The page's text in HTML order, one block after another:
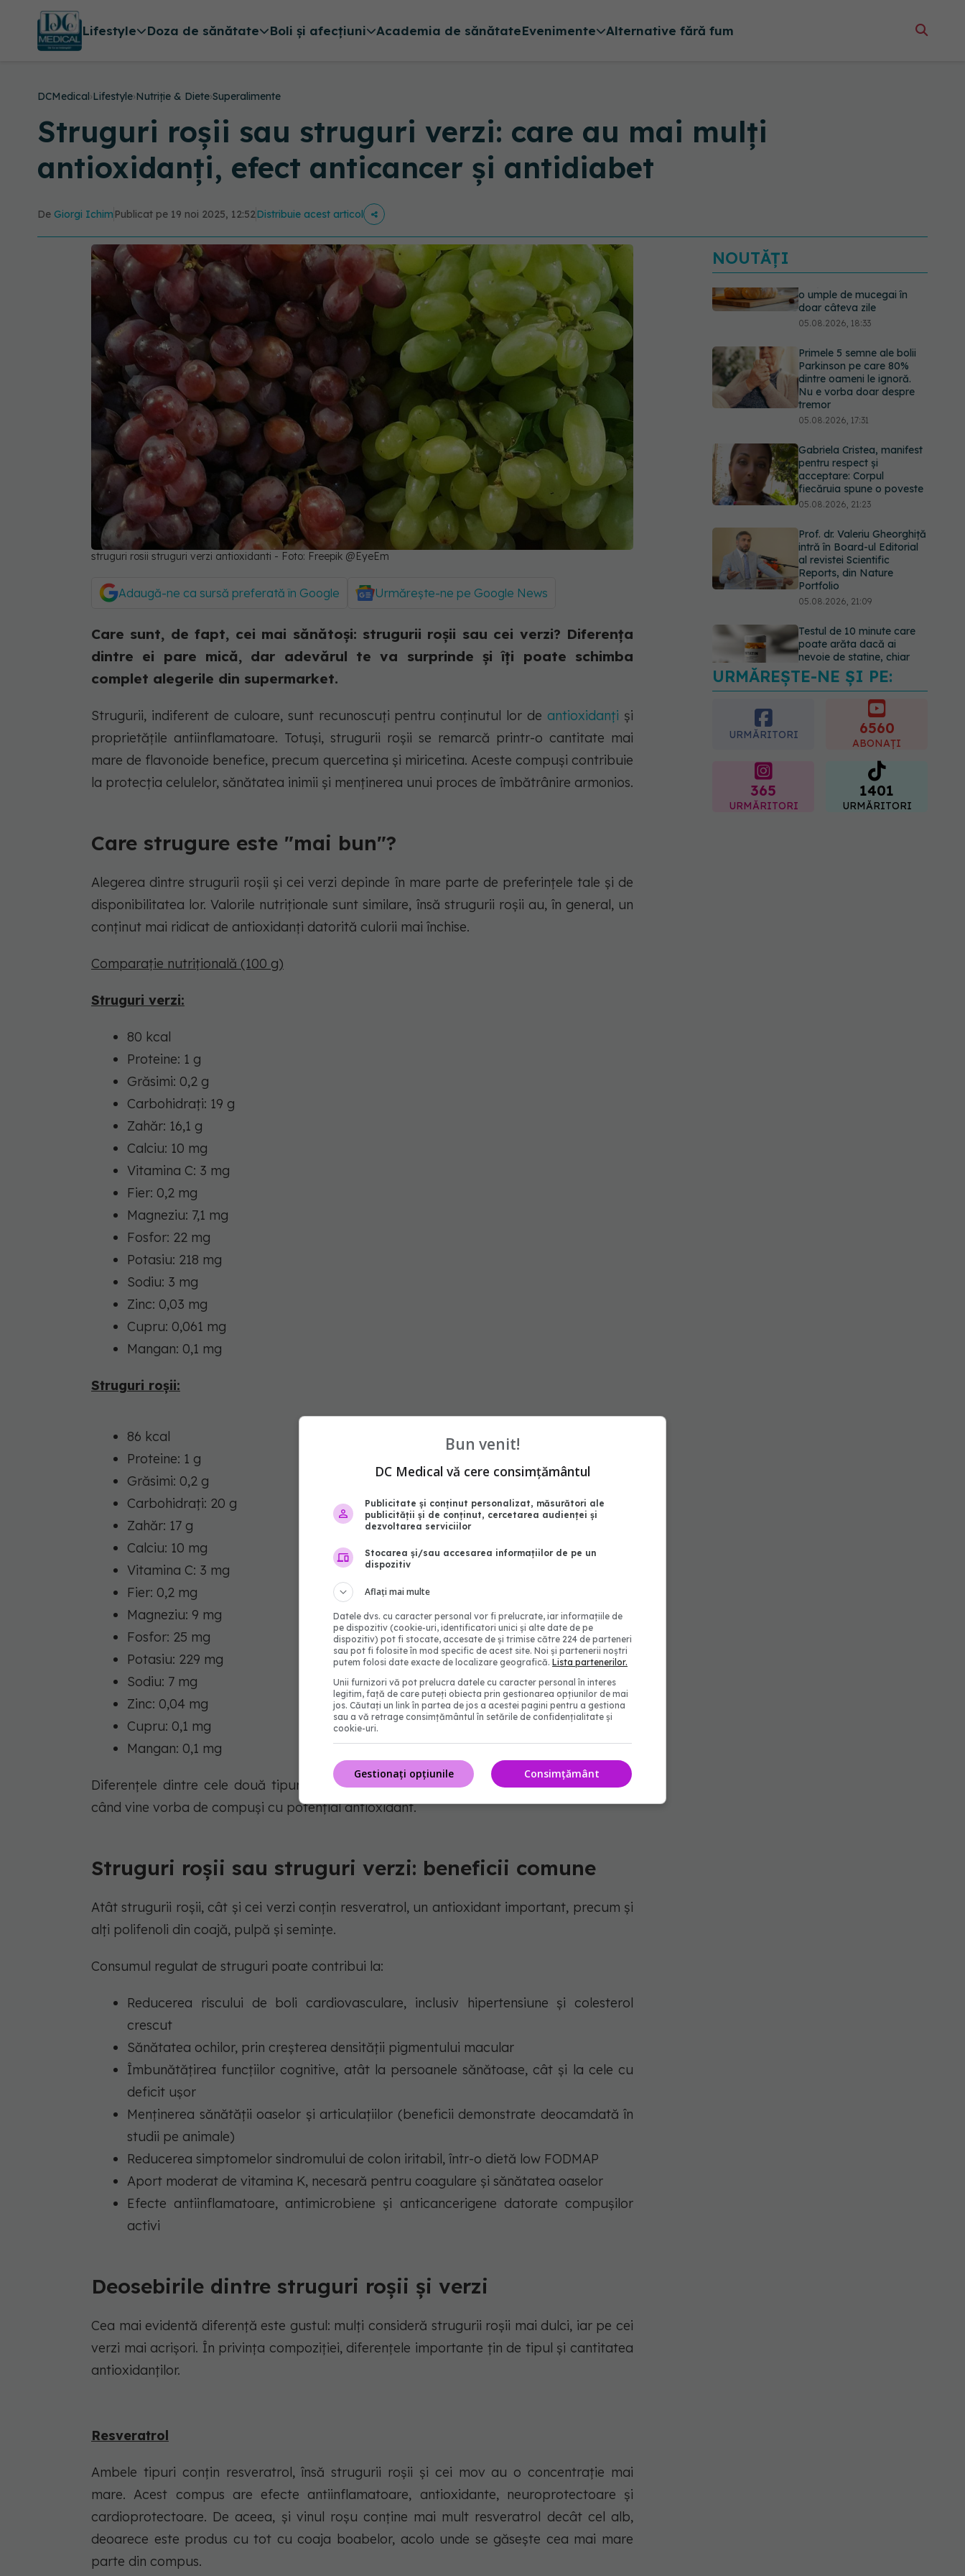
Lifestyle Doza de sănătate Boli și afecțiuni Academia de sănătateEvenimente Alternative fără fum
DCMedical›Lifestyle›Nutriție & Diete›Superalimente
Struguri roșii sau struguri verzi: care au mai mulți
antioxidanți, efect anticancer și antidiabet
De Giorgi Ichim Publicat pe 19 noi 2025, 12:52Distribuie acest articol
struguri rosii struguri verzi antioxidanti - Foto: Freepik @EyeEm
Adaugă-ne ca sursă preferată în Google Urmărește-ne pe Google News
Care sunt, de fapt, cei mai sănătoși: strugurii roșii sau cei verzi? Diferența
dintre ei pare mică, dar adevărul te va surprinde și îți poate schimba
complet alegerile din supermarket.
Strugurii, indiferent de culoare, sunt recunoscuți pentru conținutul lor de antioxidanți și
proprietățile antiinflamatoare. Totuși, strugurii roșii se remarcă printr-o cantitate mai
mare de flavonoide benefice, precum quercetina și miricetina. Aceste compuși contribuie
la protecția celulelor, sănătatea inimii și menținerea unui proces de îmbătrânire armonios.
Care strugure este "mai bun"?
Alegerea dintre strugurii roșii și cei verzi depinde în mare parte de preferințele tale și de
disponibilitatea lor. Valorile nutriționale sunt similare, însă strugurii roșii au, în general, un
conținut mai ridicat de antioxidanți datorită culorii mai închise.
Comparație nutrițională (100 g)
Struguri verzi:
80 kcal
Proteine: 1 g
Grăsimi: 0,2 g
Carbohidrați: 19 g
Zahăr: 16,1 g
Calciu: 10 mg
Vitamina C: 3 mg
Fier: 0,2 mg
Magneziu: 7,1 mg
Fosfor: 22 mg
Potasiu: 218 mg
Sodiu: 3 mg
Zinc: 0,03 mg
Cupru: 0,061 mg
Mangan: 0,1 mg
Struguri roșii:
86 kcal
Proteine: 1 g
Grăsimi: 0,2 g
Carbohidrați: 20 g
Zahăr: 17 g
Calciu: 10 mg
Vitamina C: 3 mg
Fier: 0,2 mg
Magneziu: 9 mg
Fosfor: 25 mg
Potasiu: 229 mg
Sodiu: 7 mg
Zinc: 0,04 mg
Cupru: 0,1 mg
Mangan: 0,1 mg
Diferențele dintre cele două tipuri sunt minore, însă strugurii roșii aduc un plus atunci
când vine vorba de compuși cu potențial antioxidant.
Struguri roșii sau struguri verzi: beneficii comune
Atât strugurii roșii, cât și cei verzi conțin resveratrol, un antioxidant important, precum și
alți polifenoli din coajă, pulpă și semințe.
Consumul regulat de struguri poate contribui la:
Reducerea riscului de boli cardiovasculare, inclusiv hipertensiune și colesterol
crescut
Sănătatea ochilor, prin creșterea densității pigmentului macular
Îmbunătățirea funcțiilor cognitive, atât la persoanele sănătoase, cât și la cele cu
deficit ușor
Menținerea sănătății oaselor și articulațiilor (beneficii demonstrate deocamdată în
studii pe animale)
Reducerea simptomelor sindromului de colon iritabil, într-o dietă low FODMAP
Aport moderat de vitamina K, necesară pentru coagulare și sănătatea oaselor
Efecte antiinflamatoare, antimicrobiene și anticancerigene datorate compușilor
activi
Deosebirile dintre struguri roșii și verzi
Cea mai evidentă diferență este gustul: mulți consideră strugurii roșii mai dulci, iar pe cei
verzi mai acrișori. În privința compoziției, diferențele importante țin de tipul și cantitatea
antioxidanților.
Resveratrol
Ambele tipuri conțin resveratrol, însă strugurii roșii și cei mov au o concentrație mai
mare. Acest compus are efecte antiinflamatoare, antioxidante, neuroprotectoare și
cardioprotectoare. De aceea, și vinul roșu conține mai mult resveratrol decât cel alb,
deoarece este produs cu tot cu coaja boabelor, acolo unde se găsește cea mai mare
parte din compus.
NOUTĂȚI
Primele 5 semne ale bolii
Parkinson pe care 80%
Nu e vorba doar despre
tremor
05.08.2026, 17:31
Gabriela Cristea, manifest
pentru respect și
fiecăruia spune o poveste
05.08.2026, 21:23
Prof. dr. Valeriu Gheorghiță
intră în Board-ul Editorial
Reports, din Nature
Portfolio
05.08.2026, 21:09
Testul de 10 minute care
poate arăta dacă ai
dacă ai colesterolul
normal
05.08.2026, 19:42
Unde trebuie să ții pâinea
când afară este caniculă.
Greșeala care o usucă sau
o umple de mucegai în
doar câteva zile
URMĂREȘTE-NE ȘI PE:
URMĂRITORI 6560
ABONAȚI
365
URMĂRITORI
1401
URMĂRITORI
Bun venit!
DC Medical vă cere consimțământul
Publicitate și conținut personalizat, măsurători ale
publicității și de conținut, cercetarea audienței și
dezvoltarea serviciilor
Stocarea și/sau accesarea informațiilor de pe un
dispozitiv
Aflați mai multe
Datele dvs. cu caracter personal vor fi prelucrate, iar informațiile de
pe dispozitiv (cookie-uri, identificatori unici și alte date de pe
dispozitiv) pot fi stocate, accesate de și trimise către 224 de parteneri
sau pot fi folosite în mod specific de acest site. Noi și partenerii noștri
putem folosi date exacte de localizare geografică. Lista partenerilor.
Unii furnizori vă pot prelucra datele cu caracter personal în interes
legitim, față de care puteți obiecta prin gestionarea opțiunilor de mai
jos. Căutați un link în partea de jos a acestei pagini pentru a gestiona
sau a vă retrage consimțământul în setările de confidențialitate și
cookie-uri.
Consimțământ
Gestionați opțiunile